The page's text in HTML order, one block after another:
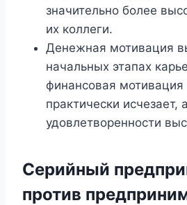
значительно более
их коллеги.
Денежная мотивация
начальных этапах
финансовая
практически исчезает,
удовлетворенности
Серийный
против